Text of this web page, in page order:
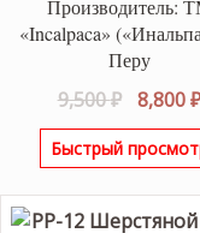
Производитель:
«Incalpaca»
Перу
9,500₽
цена
8,800
Быстрый